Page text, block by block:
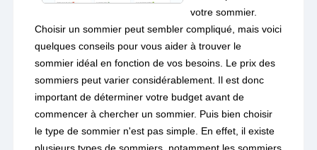
votre sommier.
Choisir un sommier peut sembler compliqué, mais voici
quelques conseils pour vous aider à trouver le
sommier idéal en fonction de vos besoins. Le prix des
sommiers peut varier considérablement. Il est donc
important de déterminer votre budget avant de
commencer à chercher un sommier. Puis bien choisir
le type de sommier n'est pas simple. En effet, il existe